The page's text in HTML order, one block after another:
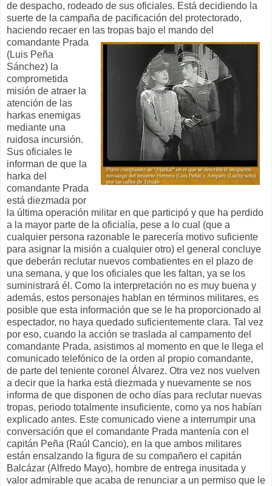
de despacho, rodeado de sus oficiales. Está decidiendo la
suerte de la campaña de pacificación del protectorado,
haciendo recaer en las tropas bajo el mando del
comandante Prada
(Luis Peña
Sánchez) la
comprometida
misión de atraer la
atención de las
harkas enemigas
mediante una
ruidosa incursión.
Sus oficiales le
informan de que la
harka del
comandante Prada
está diezmada por
la última operación militar en que participó y que ha perdido
a la mayor parte de la oficialía, pese a lo cual (que a
cualquier persona razonable le parecería motivo suficiente
para asignar la misión a cualquier otro) el general concluye
que deberán reclutar nuevos combatientes en el plazo de
una semana, y que los oficiales que les faltan, ya se los
suministrará él. Como la interpretación no es muy buena y
además, estos personajes hablan en términos militares, es
posible que esta información que se le ha proporcionado al
espectador, no haya quedado suficientemente clara. Tal vez
por eso, cuando la acción se traslada al campamento del
comandante Prada, asistimos al momento en que le llega el
comunicado telefónico de la orden al propio comandante,
de parte del teniente coronel Álvarez. Otra vez nos vuelven
a decir que la harka está diezmada y nuevamente se nos
informa de que disponen de ocho días para reclutar nuevas
tropas, periodo totalmente insuficiente, como ya nos habían
explicado antes. Este comunicado viene a interrumpir una
conversación que el comandante Prada mantenía con el
capitán Peña (Raúl Cancio), en la que ambos militares
están ensalzando la figura de su compañero el capitán
Balcázar (Alfredo Mayo), hombre de entrega inusitada y
valor admirable que acaba de renunciar a un permiso que le